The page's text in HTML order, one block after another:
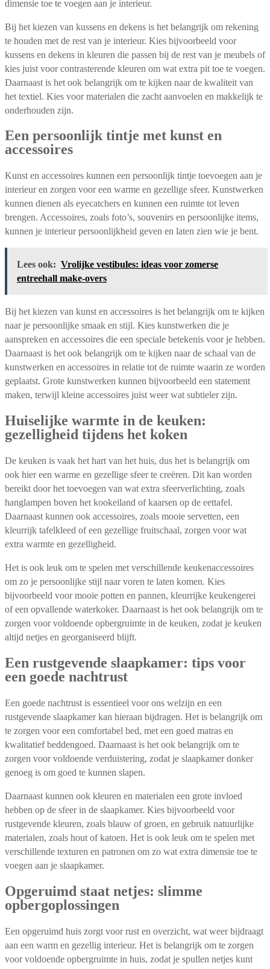
dimensie toe te voegen aan je interieur.
Bij het kiezen van kussens en dekens is het belangrijk om rekening
te houden met de rest van je interieur. Kies bijvoorbeeld voor
kussens en dekens in kleuren die passen bij de rest van je meubels of
kies juist voor contrasterende kleuren om wat extra pit toe te voegen.
Daarnaast is het ook belangrijk om te kijken naar de kwaliteit van
het textiel. Kies voor materialen die zacht aanvoelen en makkelijk te
onderhouden zijn.
Een persoonlijk tintje met kunst en
accessoires
Kunst en accessoires kunnen een persoonlijk tintje toevoegen aan je
interieur en zorgen voor een warme en gezellige sfeer. Kunstwerken
kunnen dienen als eyecatchers en kunnen een ruimte tot leven
brengen. Accessoires, zoals foto’s, souvenirs en persoonlijke items,
kunnen je interieur persoonlijkheid geven en laten zien wie je bent.
Lees ook: Vrolijke vestibules: ideas voor zomerse
entreehall make-overs
Bij het kiezen van kunst en accessoires is het belangrijk om te kijken
naar je persoonlijke smaak en stijl. Kies kunstwerken die je
aanspreken en accessoires die een speciale betekenis voor je hebben.
Daarnaast is het ook belangrijk om te kijken naar de schaal van de
kunstwerken en accessoires in relatie tot de ruimte waarin ze worden
geplaatst. Grote kunstwerken kunnen bijvoorbeeld een statement
maken, terwijl kleine accessoires juist weer wat subtieler zijn.
Huiselijke warmte in de keuken:
gezelligheid tijdens het koken
De keuken is vaak het hart van het huis, dus het is belangrijk om
ook hier een warme en gezellige sfeer te creëren. Dit kan worden
bereikt door het toevoegen van wat extra sfeerverlichting, zoals
hanglampen boven het kookeiland of kaarsen op de eettafel.
Daarnaast kunnen ook accessoires, zoals mooie servetten, een
kleurrijk tafelkleed of een gezellige fruitschaal, zorgen voor wat
extra warmte en gezelligheid.
Het is ook leuk om te spelen met verschillende keukenaccessoires
om zo je persoonlijke stijl naar voren te laten komen. Kies
bijvoorbeeld voor mooie potten en pannen, kleurrijke keukengerei
of een opvallende waterkoker. Daarnaast is het ook belangrijk om te
zorgen voor voldoende opbergruimte in de keuken, zodat je keuken
altijd netjes en georganiseerd blijft.
Een rustgevende slaapkamer: tips voor
een goede nachtrust
Een goede nachtrust is essentieel voor ons welzijn en een
rustgevende slaapkamer kan hieraan bijdragen. Het is belangrijk om
te zorgen voor een comfortabel bed, met een goed matras en
kwalitatief beddengoed. Daarnaast is het ook belangrijk om te
zorgen voor voldoende verduistering, zodat je slaapkamer donker
genoeg is om goed te kunnen slapen.
Daarnaast kunnen ook kleuren en materialen een grote invloed
hebben op de sfeer in de slaapkamer. Kies bijvoorbeeld voor
rustgevende kleuren, zoals blauw of groen, en gebruik natuurlijke
materialen, zoals hout of katoen. Het is ook leuk om te spelen met
verschillende texturen en patronen om zo wat extra dimensie toe te
voegen aan je slaapkamer.
Opgeruimd staat netjes: slimme
opbergoplossingen
Een opgeruimd huis zorgt voor rust en overzicht, wat weer bijdraagt
aan een warm en gezellig interieur. Het is belangrijk om te zorgen
voor voldoende opbergruimte in huis, zodat je spullen netjes kunt